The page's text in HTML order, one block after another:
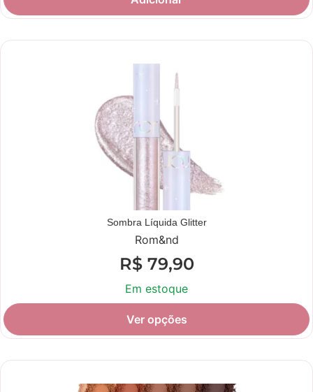
Sombra Líquida Glitter
Rom&nd
R$79,90
Em estoque
Ver opções